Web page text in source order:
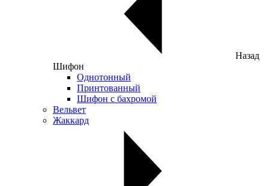
Назад
Шифон
Однотонный
Принтованный
Шифон с бахромой
Вельвет
Жаккард